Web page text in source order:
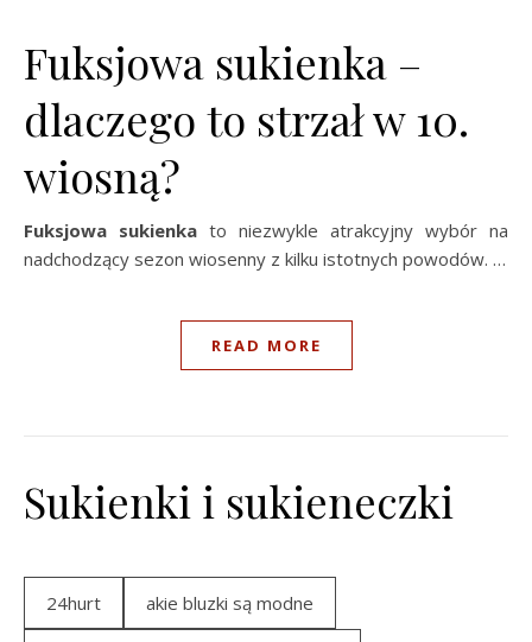
Fuksjowa sukienka –
dlaczego to strzał w 10.
wiosną?
Fuksjowa sukienka to niezwykle atrakcyjny wybór na
nadchodzący sezon wiosenny z kilku istotnych powodów. …
READ MORE
Sukienki i sukieneczki
24hurt akie bluzki są modne